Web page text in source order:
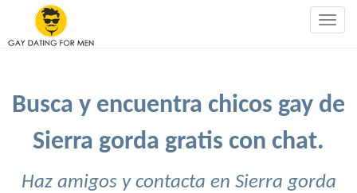
Busca y encuentra chicos gay de
Sierra gorda gratis con chat.
Haz amigos y contacta en Sierra gorda